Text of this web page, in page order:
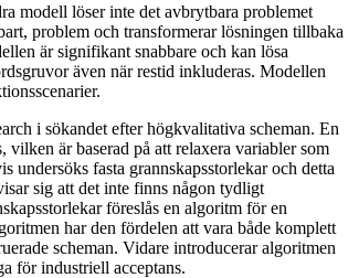
modell löser inte det avbrytbara problemet
problem och transformerar lösningen tillbaka
är signifikant snabbare och kan lösa
även när restid inkluderas. Modellen
i sökandet efter högkvalitativa scheman. En
är baserad på att relaxera variabler som
fasta grannskapsstorlekar och detta
sig att det inte finns någon tydligt
föreslås en algoritm för en
har den fördelen att vara både komplett
scheman. Vidare introducerar algoritmen
för industriell acceptans.